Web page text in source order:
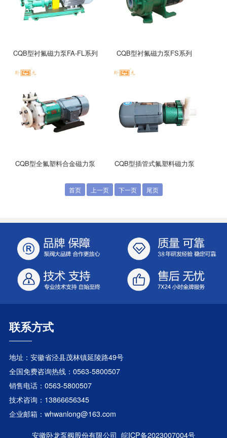
CQB型衬氟磁力泵FA-FL系列 CQB型衬氟磁力泵FS系列
CQB型全氟塑料合金磁力泵 CQB型插管式氟塑料磁力泵
首页 上一页 下一页 尾页
联系方式
地址：安徽省泾县茂林镇延陵路49号
全国免费咨询热线：0563-5800507
销售电话：0563-5800507
技术咨询：13866656345
企业邮箱：whwanlong@163.com
安徽卧龙泵阀股份有限公司 皖ICP备2023007004号